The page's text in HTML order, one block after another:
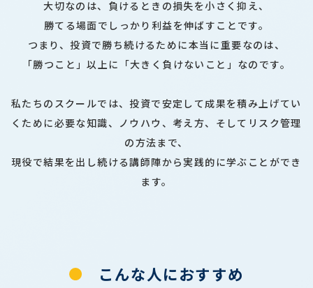
大切なのは、負けるときの損失を小さく抑え、
勝てる場面でしっかり利益を伸ばすことです。
つまり、投資で勝ち続けるために本当に重要なのは、
「勝つこと」以上に「大きく負けないこと」なのです。
私たちのスクールでは、投資で安定して成果を積み上げてい
くために必要な知識、ノウハウ、考え方、そしてリスク管理
の方法まで、
現役で結果を出し続ける講師陣から実践的に学ぶことができ
ます。
こんな人におすすめ